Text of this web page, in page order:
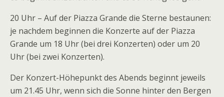
20 Uhr – Auf der Piazza Grande die Sterne bestaunen:
je nachdem beginnen die Konzerte auf der Piazza
Grande um 18 Uhr (bei drei Konzerten) oder um 20
Uhr (bei zwei Konzerten).
Der Konzert-Höhepunkt des Abends beginnt jeweils
um 21.45 Uhr, wenn sich die Sonne hinter den Bergen